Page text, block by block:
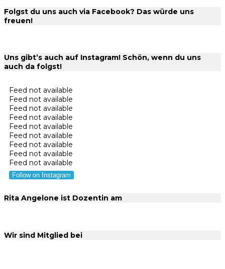
Folgst du uns auch via Facebook? Das würde uns
freuen!
Uns gibt’s auch auf Instagram! Schön, wenn du uns
auch da folgst!
Feed not available
Feed not available
Feed not available
Feed not available
Feed not available
Feed not available
Feed not available
Feed not available
Feed not available
Follow on Instagram
Rita Angelone ist Dozentin am
Wir sind Mitglied bei